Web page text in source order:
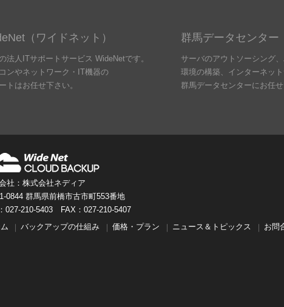
（ワイドネット）
法人ITサポートサービス WideNetです。
ンやネットワーク・IT機器の
トはお任せ下さい。
群馬データセンター
サーバのアウトソーシング
環境の構築、インターネッ
群馬データセンターにお任せ
社：株式会社ネディア
0844 群馬県前橋市古市町553番地
027-210-5403 FAX：027-210-5407
バックアップの仕組み 価格・プラン ニュース＆トピックス お問